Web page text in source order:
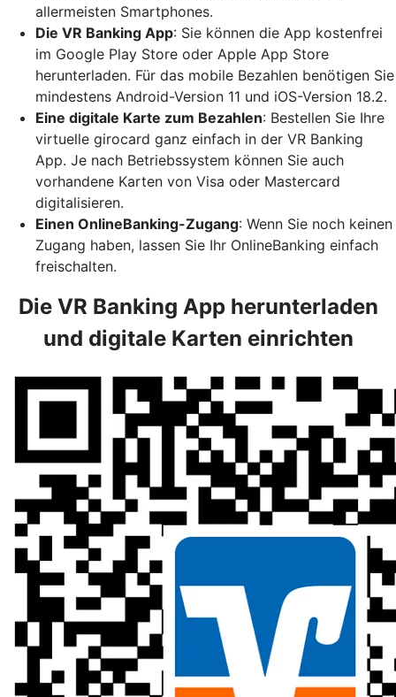
allermeisten Smartphones.
Die VR Banking App: Sie können die App kostenfrei
im Google Play Store oder Apple App Store
herunterladen. Für das mobile Bezahlen benötigen Sie
mindestens Android-Version 11 und iOS-Version 18.2.
Eine digitale Karte zum Bezahlen: Bestellen Sie Ihre
virtuelle girocard ganz einfach in der VR Banking
App. Je nach Betriebssystem können Sie auch
vorhandene Karten von Visa oder Mastercard
digitalisieren.
Einen OnlineBanking-Zugang: Wenn Sie noch keinen
Zugang haben, lassen Sie Ihr OnlineBanking einfach
freischalten.
Die VR Banking App herunterladen
und digitale Karten einrichten